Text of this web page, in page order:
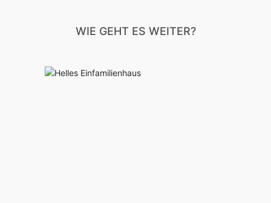
WIE GEHT ES WEITER?